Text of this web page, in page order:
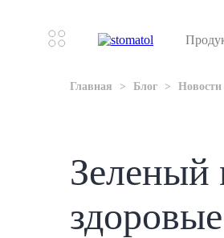
Главная Блог Новости
Зеленый